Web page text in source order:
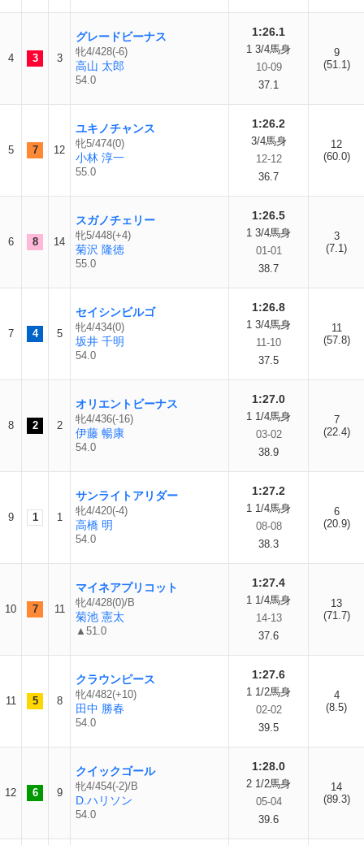
4 3 3
グレードビーナス
牝4/428(-6)
高山 太郎
54.0
1:26.1
1 3/4馬身
10-09
37.1
9
(51.1)
5 7 12
ユキノチャンス
牝5/474(0)
小林 淳一
55.0
1:26.2
3/4馬身
12-12
36.7
12
(60.0)
6 8 14
スガノチェリー
牝5/448(+4)
菊沢 隆徳
55.0
1:26.5
1 3/4馬身
01-01
38.7
3
(7.1)
7 4 5
セイシンビルゴ
牝4/434(0)
坂井 千明
54.0
1:26.8
1 3/4馬身
11-10
37.5
11
(57.8)
8 2 2
オリエントビーナス
牝4/436(-16)
伊藤 暢康
54.0
1:27.0
1 1/4馬身
03-02
38.9
7
(22.4)
9 1 1
サンライトアリダー
牝4/420(-4)
高橋 明
54.0
1:27.2
1 1/4馬身
08-08
38.3
6
(20.9)
10 7 11
マイネアプリコット
牝4/428(0)/B
菊池 憲太
▲51.0
1:27.4
1 1/4馬身
14-13
37.6
13
(71.7)
11 5 8
クラウンピース
牝4/482(+10)
田中 勝春
54.0
1:27.6
1 1/2馬身
02-02
39.5
4
(8.5)
12 6 9
クイックゴール
牝4/454(-2)/B
D.ハリソン
54.0
1:28.0
2 1/2馬身
05-04
39.6
14
(89.3)